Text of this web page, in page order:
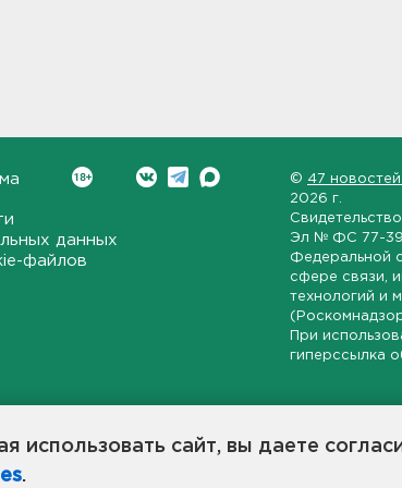
использовать сайт, вы даете
.
данных
файлов
© 47
2026 г.
Эл № ФС 77-
Федеральной
сфере связи,
технологий и
При
гиперссылка
области, экономической и инвестиционной
станет популярной и конструктивной
в 47-м регионе России.